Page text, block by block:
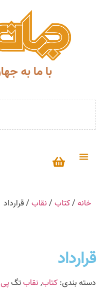
با ما به
خانه / کتاب / نقاب / قرارداد
قرارداد
دسته بندی: کتاب, نقاب تگ پی‌